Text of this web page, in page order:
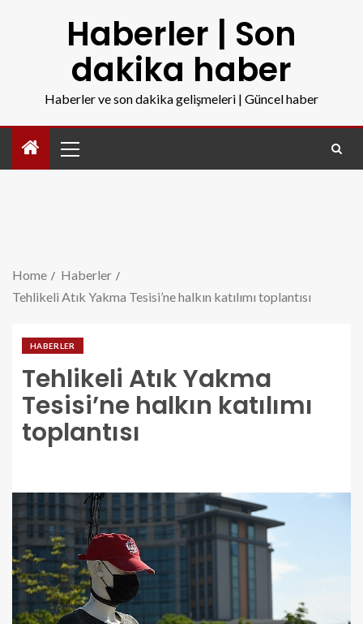
Haberler | Son
dakika haber
Haberler ve son dakika gelişmeleri | Güncel haber
Home
Haberler
Tehlikeli Atık Yakma Tesisi’ne halkın katılımı toplantısı
HABERLER
Tehlikeli Atık Yakma
Tesisi’ne halkın katılımı
toplantısı